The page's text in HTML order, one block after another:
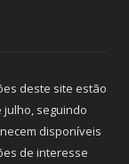
deste site estão
seguindo
disponíveis
de interesse